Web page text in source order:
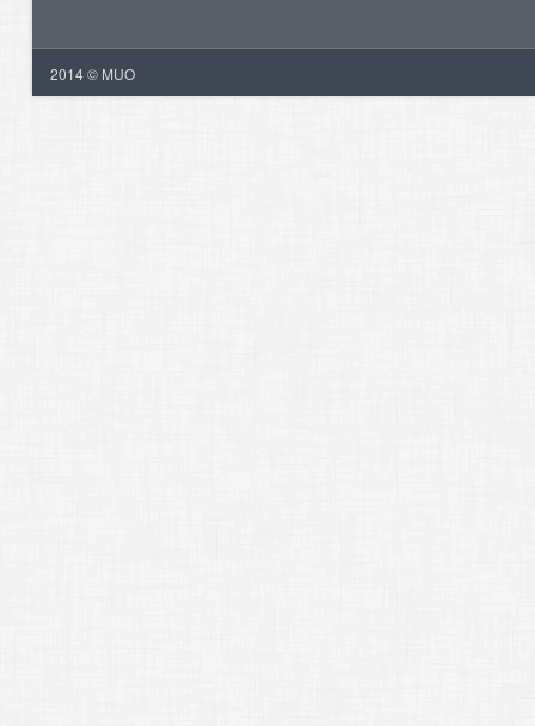
2014 © MUO